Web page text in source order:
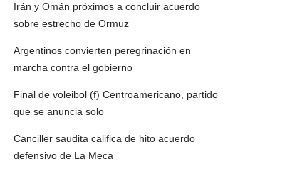
Irán y Omán próximos a concluir acuerdo
sobre estrecho de Ormuz
Argentinos convierten peregrinación en
marcha contra el gobierno
Final de voleibol (f) Centroamericano, partido
que se anuncia solo
Canciller saudita califica de hito acuerdo
defensivo de La Meca